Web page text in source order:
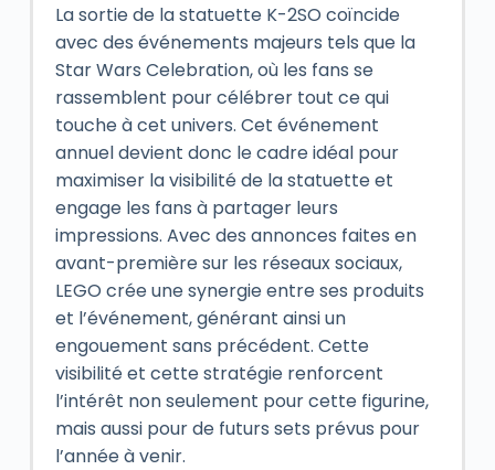
La sortie de la statuette K-2SO coïncide
avec des événements majeurs tels que la
Star Wars Celebration, où les fans se
rassemblent pour célébrer tout ce qui
touche à cet univers. Cet événement
annuel devient donc le cadre idéal pour
maximiser la visibilité de la statuette et
engage les fans à partager leurs
impressions. Avec des annonces faites en
avant-première sur les réseaux sociaux,
LEGO crée une synergie entre ses produits
et l’événement, générant ainsi un
engouement sans précédent. Cette
visibilité et cette stratégie renforcent
l’intérêt non seulement pour cette figurine,
mais aussi pour de futurs sets prévus pour
l’année à venir.